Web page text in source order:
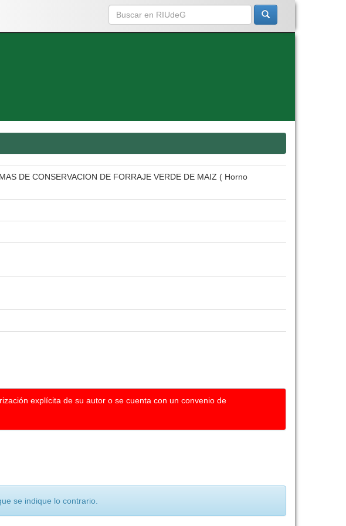
DE CONSERVACION DE FORRAJE VERDE DE MAIZ ( Horno
explícita de su autor o se cuenta con un convenio de
se indique lo contrario.